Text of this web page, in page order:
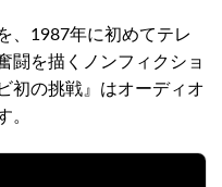
、1987年に初めてテレ
闘を描くノンフィクショ
初の挑戦』はオーディオ
。